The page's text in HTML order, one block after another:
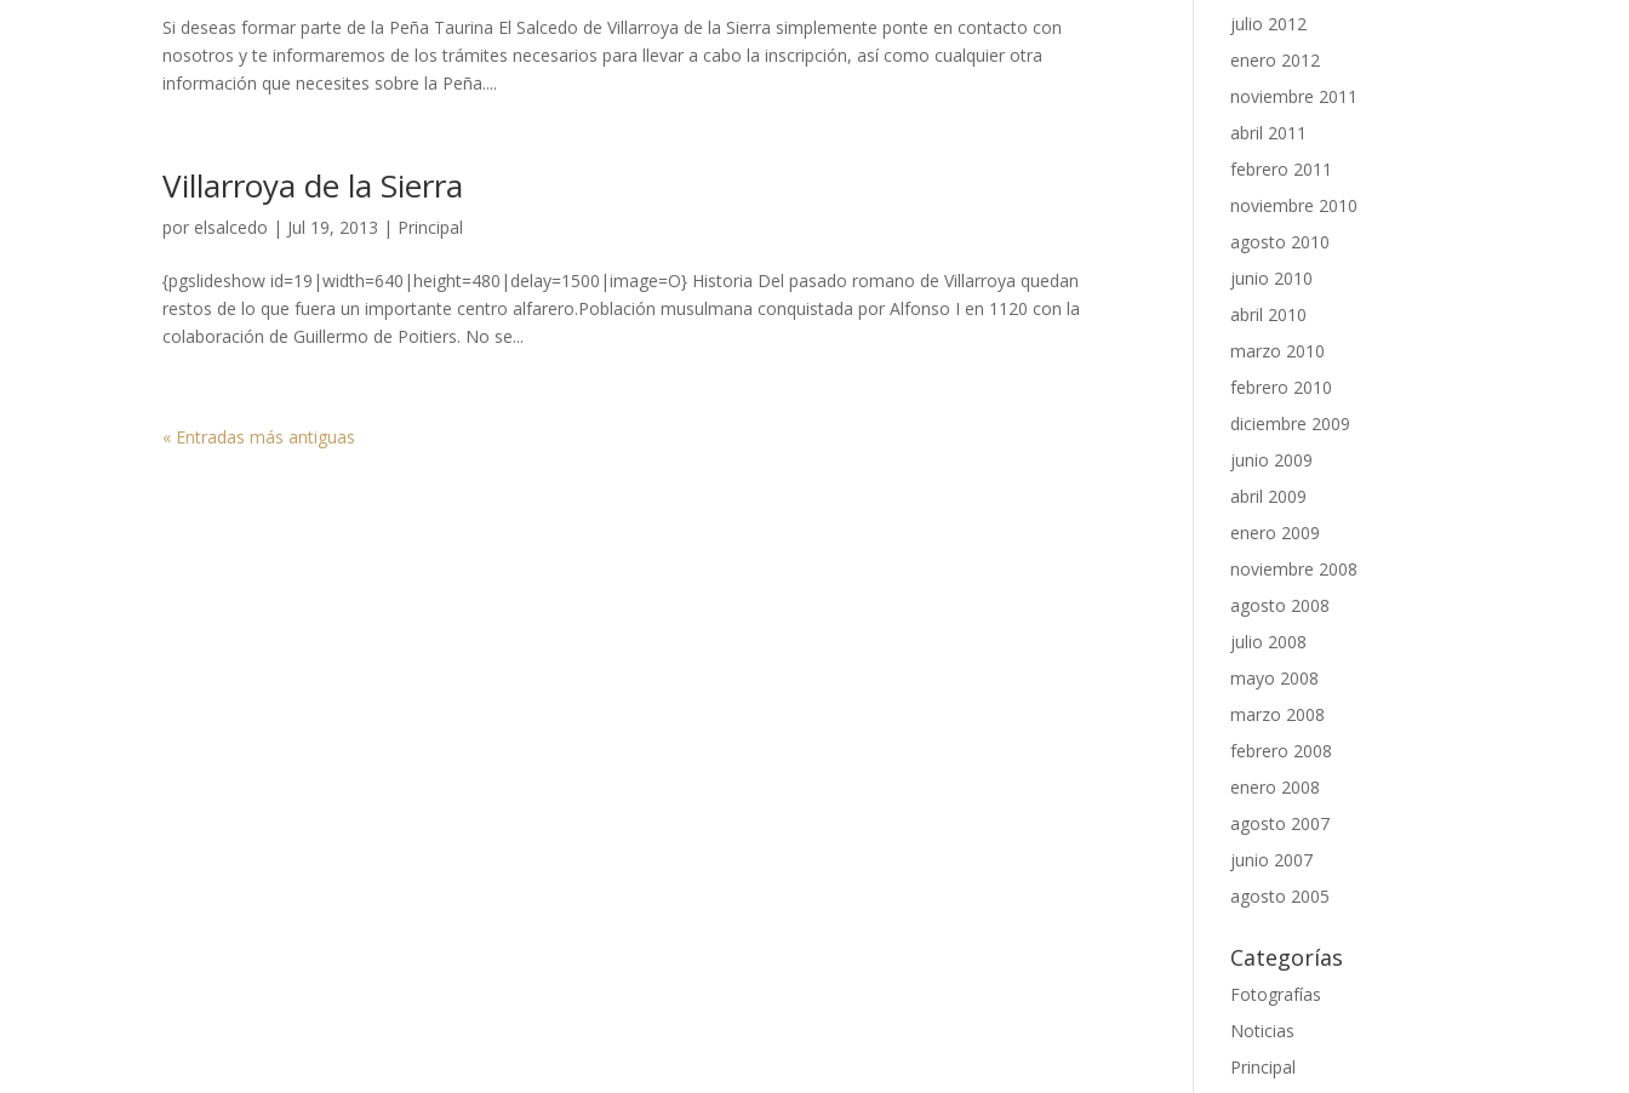
Si deseas formar parte de la Peña Taurina El Salcedo de Villarroya de la Sierra simplemente ponte en contacto con
nosotros y te informaremos de los trámites necesarios para llevar a cabo la inscripción, así como cualquier otra
información que necesites sobre la Peña....
Villarroya de la Sierra
por elsalcedo | Jul 19, 2013 | Principal
{pgslideshow id=19|width=640|height=480|delay=1500|image=O} Historia Del pasado romano de Villarroya quedan
restos de lo que fuera un importante centro alfarero.Población musulmana conquistada por Alfonso I en 1120 con la
colaboración de Guillermo de Poitiers. No se...
« Entradas más antiguas
julio 2012
enero 2012
noviembre 2011
abril 2011
febrero 2011
noviembre 2010
agosto 2010
junio 2010
abril 2010
marzo 2010
febrero 2010
diciembre 2009
junio 2009
abril 2009
enero 2009
noviembre 2008
agosto 2008
julio 2008
mayo 2008
marzo 2008
febrero 2008
enero 2008
agosto 2007
junio 2007
agosto 2005
Categorías
Fotografías
Noticias
Principal